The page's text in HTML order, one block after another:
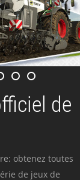
de
obtenez toutes
de jeux de